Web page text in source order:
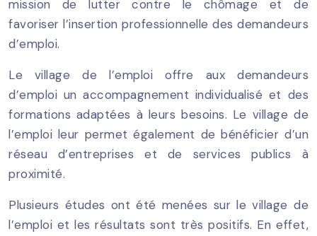
mission de lutter contre le chômage et de
favoriser l’insertion professionnelle des demandeurs
d’emploi.
Le village de l’emploi offre aux demandeurs
d’emploi un accompagnement individualisé et des
formations adaptées à leurs besoins. Le village de
l’emploi leur permet également de bénéficier d’un
réseau d’entreprises et de services publics à
proximité.
Plusieurs études ont été menées sur le village de
l’emploi et les résultats sont très positifs. En effet,